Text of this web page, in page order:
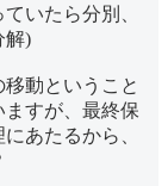
いたら分別、
解)
動ということ
すが、最終保
あたるから、